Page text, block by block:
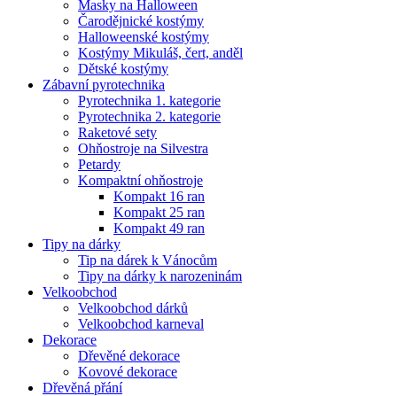
Masky na Halloween
Čarodějnické kostýmy
Halloweenské kostýmy
Kostýmy Mikuláš, čert, anděl
Dětské kostýmy
Zábavní pyrotechnika
Pyrotechnika 1. kategorie
Pyrotechnika 2. kategorie
Raketové sety
Ohňostroje na Silvestra
Petardy
Kompaktní ohňostroje
Kompakt 16 ran
Kompakt 25 ran
Kompakt 49 ran
Tipy na dárky
Tip na dárek k Vánocům
Tipy na dárky k narozeninám
Velkoobchod
Velkoobchod dárků
Velkoobchod karneval
Dekorace
Dřevěné dekorace
Kovové dekorace
Dřevěná přání